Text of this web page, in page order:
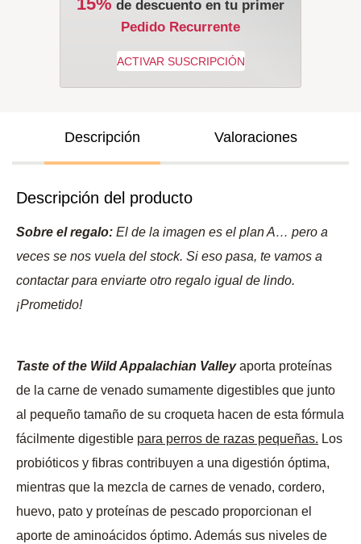
de descuento en tu primer
Pedido Recurrente
Descripción Valoraciones
Descripción del producto
Sobre el regalo: El de la imagen es el plan A… pero a
veces se nos vuela del stock. Si eso pasa, te vamos a
contactar para enviarte otro regalo igual de lindo.
¡Prometido!
Taste of the Wild Appalachian Valleyaporta proteínas
de la carne de venado sumamente digestibles que junto
al pequeño tamaño de su croqueta hacen de esta fórmula
fácilmente digestible para perros de razas pequeñas. Los
probióticos y fibras contribuyen a una digestión óptima,
mientras que la mezcla de carnes de venado, cordero,
huevo, pato y proteínas de pescado proporcionan el
aporte de aminoácidos óptimo. Además sus niveles de